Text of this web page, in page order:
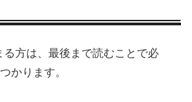
る方は、最後まで読むことで必
かります。